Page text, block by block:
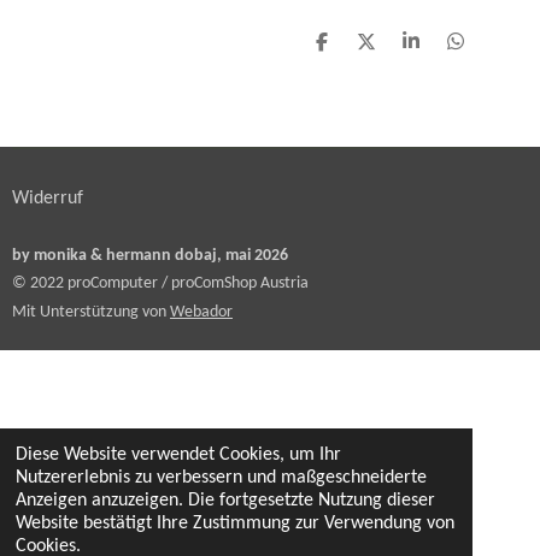
Diese Website verwendet Cookies, um Ihr
Nutzererlebnis zu verbessern und maßgeschneiderte
Anzeigen anzuzeigen. Die fortgesetzte Nutzung dieser
Website bestätigt Ihre Zustimmung zur Verwendung von
Cookies.
T
n
T
n
T
n
T
n
Widerruf
by monika & hermann dobaj, mai 2026
© 2022 proComputer / proComShop Austria
Mit Unterstützung von Webador